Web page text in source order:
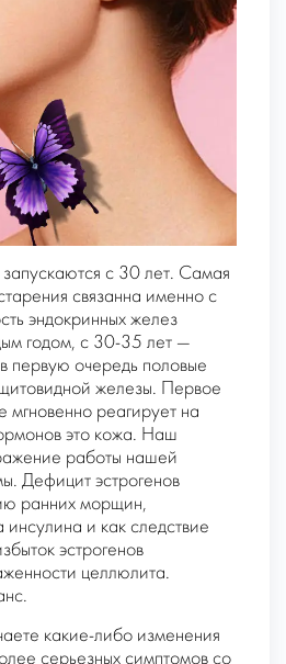
запускаются с 30 лет. Самая
связанна именно с
эндокринных желез
годом, с 30-35 лет —
первую очередь половые
железы. Первое
мгновенно реагирует на
это кожа. Наш
работы нашей
Дефицит эстрогенов
ранних морщин,
и как следствие
эстрогенов
целлюлита.
какие-либо изменения
серьезных симптомов со